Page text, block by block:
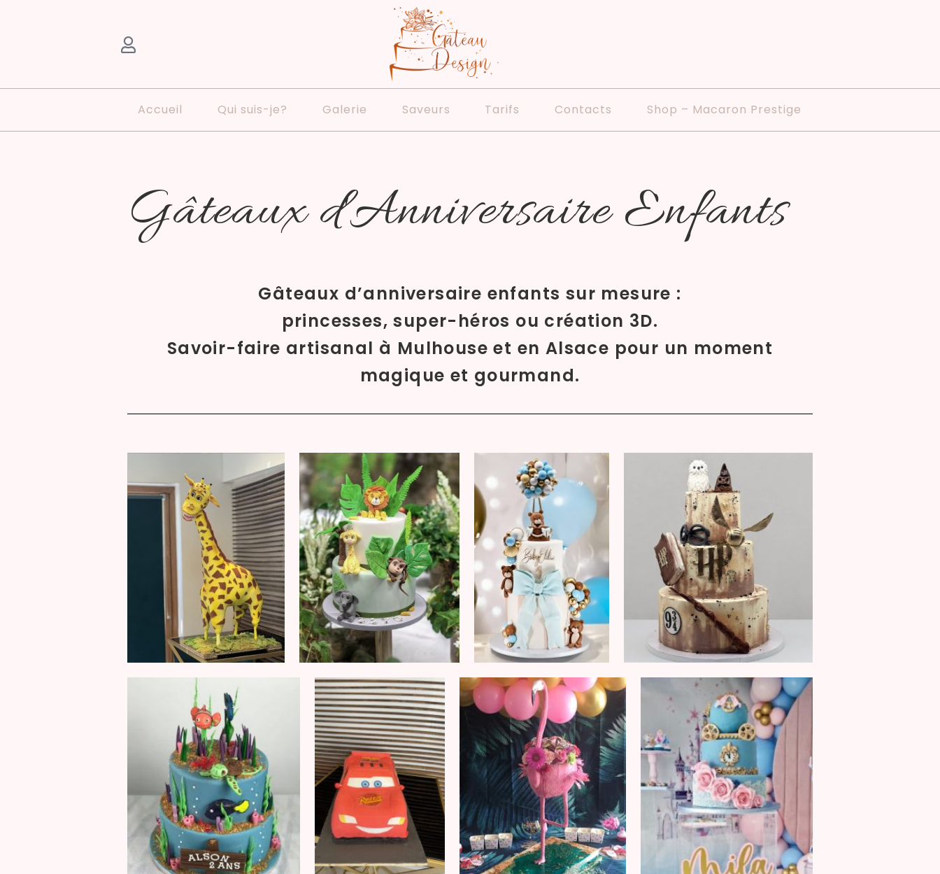
Accueil Qui suis-je? Galerie Saveurs Tarifs Contacts Shop – Macaron Prestige
Gâteaux d'Anniversaire Enfants
Gâteaux d’anniversaire enfants sur mesure :
princesses, super-héros ou création 3D.
Savoir-faire artisanal à Mulhouse et en Alsace pour un moment
magique et gourmand.